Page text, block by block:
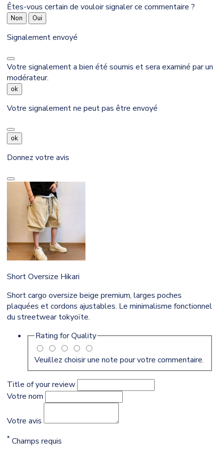
Êtes-vous certain de vouloir signaler ce commentaire ?
Non Oui
Signalement envoyé
Votre signalement a bien été soumis et sera examiné par un
modérateur.
ok
Votre signalement ne peut pas être envoyé
ok
Donnez votre avis
Short Oversize Hikari
Short cargo oversize beige premium, larges poches
plaquées et cordons ajustables. Le minimalisme fonctionnel
du streetwear tokyoïte.
Rating forQuality
Veuillez choisir une note pour votre commentaire.
Title of your review
Votre nom
Votre avis
* Champs requis